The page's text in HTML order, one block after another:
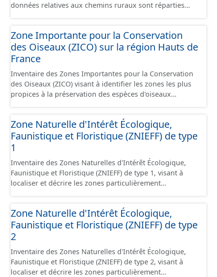
données relatives aux chemins ruraux sont réparties
générales du chemin (longueur, largeur, etc.). - Secteurs :
les informations générales du chemin et données
relevées sur le terrain. - Éléments : les éléments naturels
etc.). - Observations : les observations relevées sur les
chemins concernant la fauche, l'élagage, le balisage, etc.
- Plantations : proposition de plantation de haies (haie
Zone Importante pour la Conservation
des Oiseaux (ZICO) sur la région Hauts de
France
Inventaire des Zones Importantes pour la Conservation
des Oiseaux (ZICO) visant à identifier les zones les plus
propices à la préservation des espèces d'oiseaux
généralement été classées, en tout ou en partie, en sites
Natura 2000 sous la forme de Zones de Protection
Spéciales.
Zone Naturelle d'Intérêt Écologique,
Faunistique et Floristique (ZNIEFF) de type
1
Inventaire des Zones Naturelles d'Intérêt Écologique,
Faunistique et Floristique (ZNIEFF) de type 1, visant à
localiser et décrire les zones particulièrement
souvent de petite taille, de grand intérêt biologique ou
écologique, abritant des espèces animales ou végétales
patrimoniales clairement identifiées.
Zone Naturelle d'Intérêt Écologique,
Faunistique et Floristique (ZNIEFF) de type
2
Inventaire des Zones Naturelles d'Intérêt Écologique,
Faunistique et Floristique (ZNIEFF) de type 2, visant à
localiser et décrire les zones particulièrement